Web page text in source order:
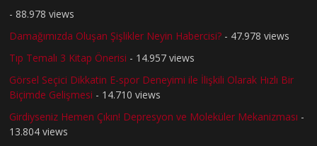
- 88.978 views
Damağımızda Oluşan Şişlikler Neyin Habercisi? - 47.978 views
Tıp Temalı 3 Kitap Önerisi - 14.957 views
Görsel Seçici Dikkatin E-spor Deneyimi ile İlişkili Olarak Hızlı Bir
Biçimde Gelişmesi - 14.710 views
Girdiyseniz Hemen Çıkın! Depresyon ve Moleküler Mekanizması -
13.804 views